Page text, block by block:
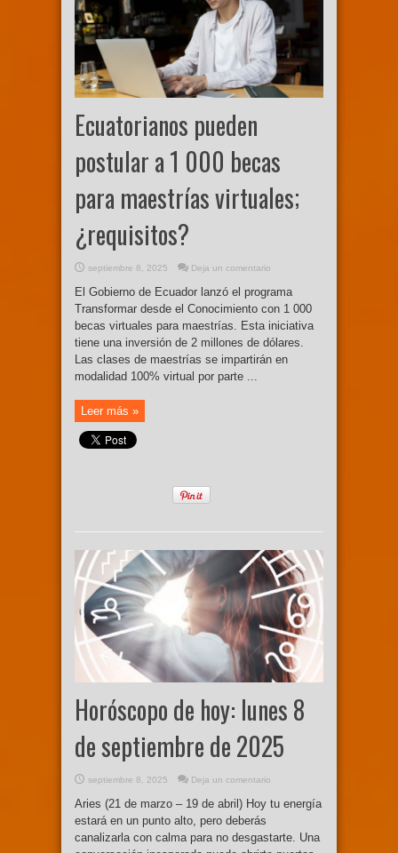
Ecuatorianos pueden
postular a 1 000 becas
para maestrías virtuales;
¿requisitos?
septiembre 8, 2025 Deja un comentario
El Gobierno de Ecuador lanzó el programa
Transformar desde el Conocimiento con 1 000
becas virtuales para maestrías. Esta iniciativa
tiene una inversión de 2 millones de dólares.
Las clases de maestrías se impartirán en
modalidad 100% virtual por parte ...
Leer más »
Horóscopo de hoy: lunes 8
de septiembre de 2025
septiembre 8, 2025 Deja un comentario
Aries (21 de marzo – 19 de abril) Hoy tu energía
estará en un punto alto, pero deberás
canalizarla con calma para no desgastarte. Una